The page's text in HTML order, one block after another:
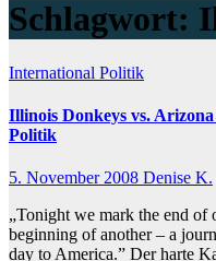
Schlagwort:
International Politik
Illinois Donkeys vs.
Politik
5. November 2008 Denise K.
„Tonight we mark the end
beginning of another – a
day to America.” Der harte